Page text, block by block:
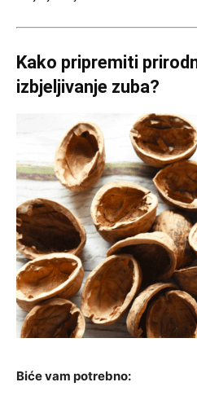
Kako pripremiti
izbjeljivanje zuba?
Biće vam potrebno: